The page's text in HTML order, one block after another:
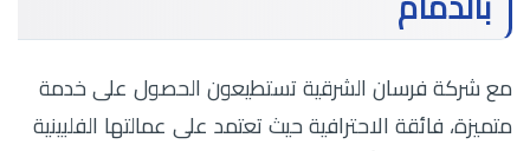
بالدمام
مع شركة فرسان الشرقية تستطيعون الحصول على خدمة
متميزة، فائقة الاحترافية حيث تعتمد على عمالتها الفلبينية